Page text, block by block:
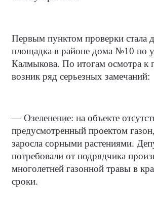
Первым пунктом проверки стала
площадка в районе дома №10 по
Калмыкова. По итогам осмотра к
возник ряд серьезных замечаний:
— Озеленение: на объекте
предусмотренный проектом
заросла сорными растениями.
потребовали от подрядчика
многолетней газонной травы в
сроки.